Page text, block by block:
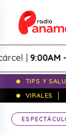
|9:00AM -
TIPS Y
VIRALES